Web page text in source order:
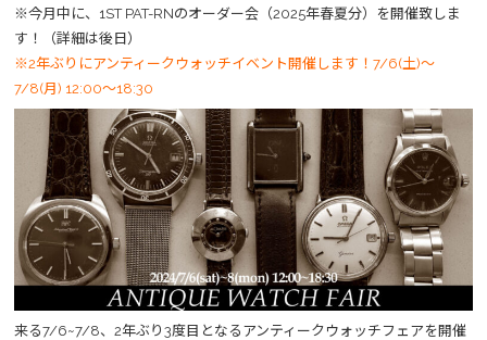
※今月中に、1ST PAT-RNのオーダー会（2025年春夏分）を開催致しま
す！（詳細は後日）
※2年ぶりにアンティークウォッチイベント開催します！7/6(土)～
7/8(月) 12:00～18:30
来る7/6~7/8、2年ぶり3度目となるアンティークウォッチフェアを開催